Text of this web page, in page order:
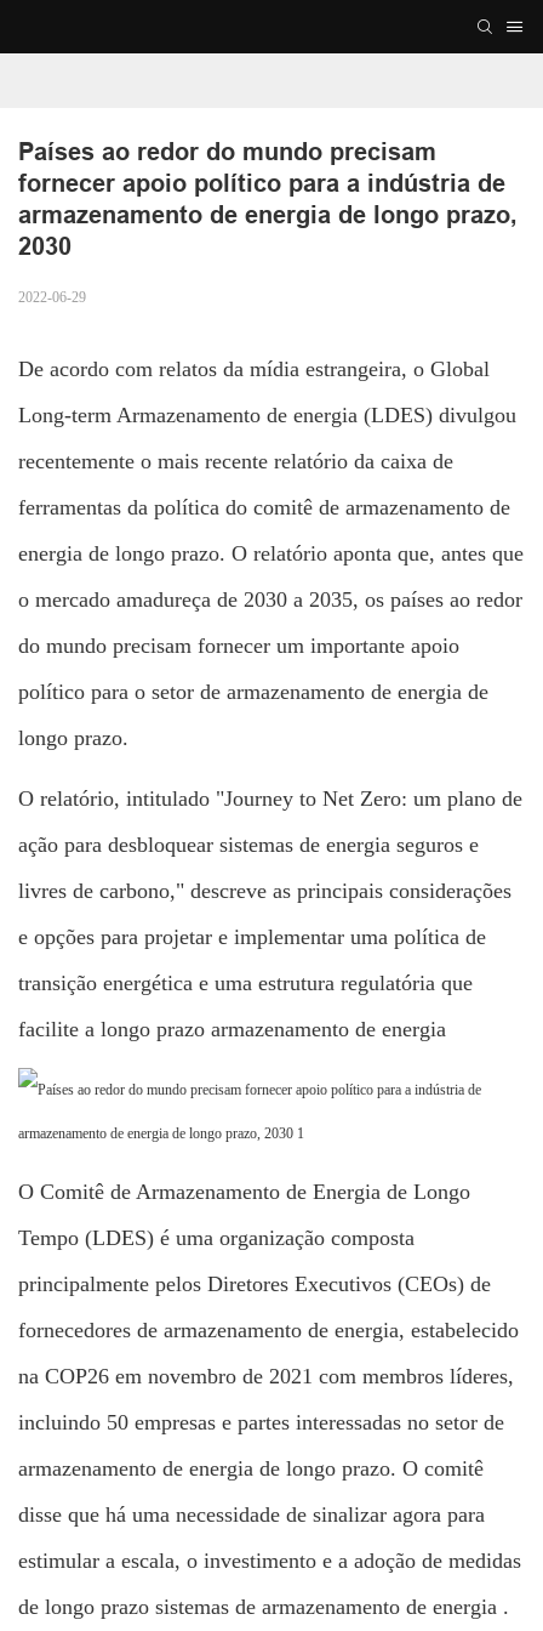
Países ao redor do mundo precisam
fornecer apoio político para a indústria de
armazenamento de energia de longo prazo,
2030
2022-06-29
De acordo com relatos da mídia estrangeira, o Global
Long-term Armazenamento de energia (LDES) divulgou
recentemente o mais recente relatório da caixa de
ferramentas da política do comitê de armazenamento de
energia de longo prazo. O relatório aponta que, antes que
o mercado amadureça de 2030 a 2035, os países ao redor
do mundo precisam fornecer um importante apoio
político para o setor de armazenamento de energia de
longo prazo.
O relatório, intitulado "Journey to Net Zero: um plano de
ação para desbloquear sistemas de energia seguros e
livres de carbono," descreve as principais considerações
e opções para projetar e implementar uma política de
transição energética e uma estrutura regulatória que
facilite a longo prazo armazenamento de energia
O Comitê de Armazenamento de Energia de Longo
Tempo (LDES) é uma organização composta
principalmente pelos Diretores Executivos (CEOs) de
fornecedores de armazenamento de energia, estabelecido
na COP26 em novembro de 2021 com membros líderes,
incluindo 50 empresas e partes interessadas no setor de
armazenamento de energia de longo prazo. O comitê
disse que há uma necessidade de sinalizar agora para
estimular a escala, o investimento e a adoção de medidas
de longo prazo sistemas de armazenamento de energia .